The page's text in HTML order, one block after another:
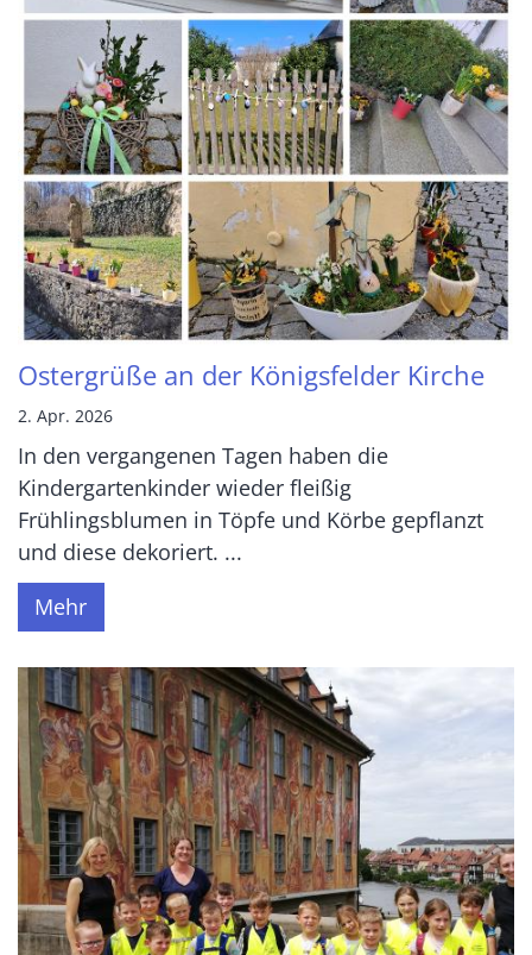
Ostergrüße an der Königsfelder Kirche
2. Apr. 2026
In den vergangenen Tagen haben die
Kindergartenkinder wieder fleißig
Frühlingsblumen in Töpfe und Körbe gepflanzt
und diese dekoriert. ...
Mehr